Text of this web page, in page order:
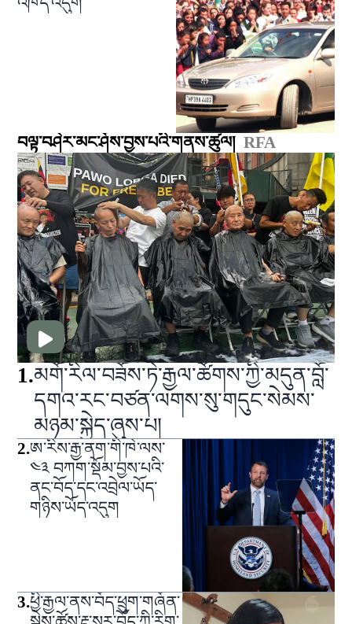
བལྟ་བཤེར་མང་ཤོས་བྱས་པའི་གནས་ཚུལ། RFA
1.མགོ་རིལ་བཟོས་ཏེ་རྒྱལ་ཚོགས་ཀྱི་མདུན་བློ་
དགའ་རང་བཙན་ལགས་སུ་གདུང་སེམས་
མཉམ་སྐྱེད་ཞུས་པ།
2.ཨ་རིས་རྒྱ་ནག་གི་ཁེ་ལས་
༤༣ བཀག་སྡོམ་བྱས་པའི་
ནང་བོད་དང་འབྲེལ་ཡོད་
གཉིས་ཡོད་འདུག
3.ཕྱི་རྒྱལ་ནས་བོད་ཕྲུག་གཞོན་